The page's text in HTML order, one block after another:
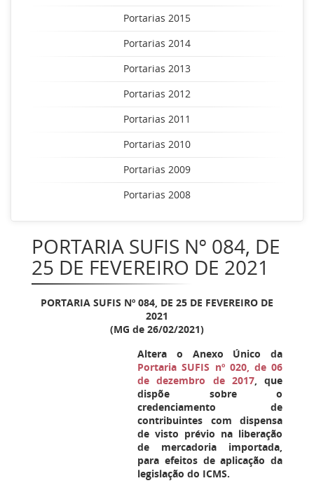
Portarias 2015
Portarias 2014
Portarias 2013
Portarias 2012
Portarias 2011
Portarias 2010
Portarias 2009
Portarias 2008
PORTARIA SUFIS Nº 084, DE
25 DE FEVEREIRO DE 2021
PORTARIA SUFIS Nº 084, DE 25 DE FEVEREIRO DE
2021
(MG de 26/02/2021)
Altera o Anexo Único da
Portaria SUFIS nº 020, de 06
de dezembro de 2017, que
dispõe sobre o
credenciamento de
contribuintes com dispensa
de visto prévio na liberação
de mercadoria importada,
para efeitos de aplicação da
legislação do ICMS.